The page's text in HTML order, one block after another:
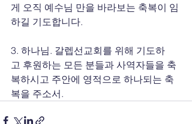
게 오직 예수님 만을 바라보는 축복이 임
하길 기도합니다.
3. 하나님. 갈렙선교회를 위해 기도하
고 후원하는 모든 분들과 사역자들을 축
복하시고 주안에 영적으로 하나되는 축
복을 주소서.